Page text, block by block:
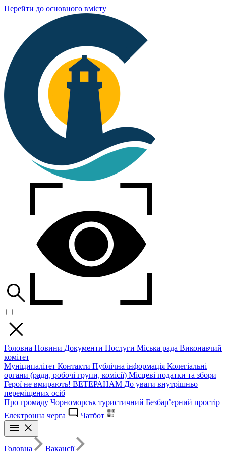
Перейти до основного вмісту
Головна Новини Документи Послуги Міська рада Виконавчий
комітет
Муніципалітет Контакти Публічна інформація Колегіальні
органи (ради, робочі групи, комісії) Місцеві податки та збори
Герої не вмирають! ВЕТЕРАНАМ До уваги внутрішньо
переміщених осіб
Про громаду Чорноморськ туристичний Безбар’єрний простір
Електронна черга
Чатбот
Головна
Вакансії